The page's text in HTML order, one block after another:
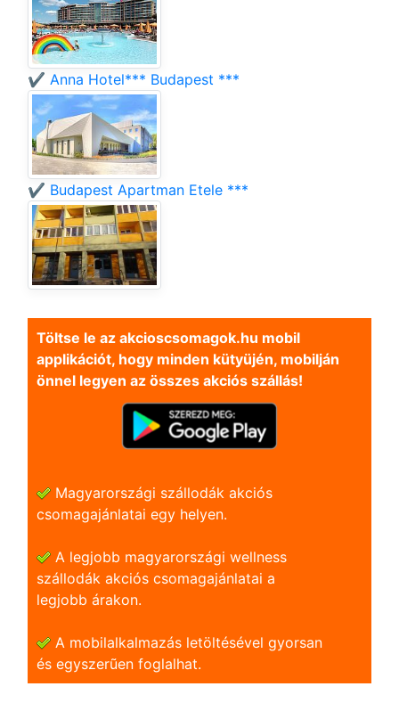
✔️ Anna Hotel*** Budapest ***
✔️ Budapest Apartman Etele ***
Töltse le az akcioscsomagok.hu mobil
applikációt, hogy minden kütyüjén, mobilján
önnel legyen az összes akciós szállás!
Magyarországi szállodák akciós
csomagajánlatai egy helyen.
A legjobb magyarországi wellness
szállodák akciós csomagajánlatai a
legjobb árakon.
A mobilalkalmazás letöltésével gyorsan
és egyszerũen foglalhat.